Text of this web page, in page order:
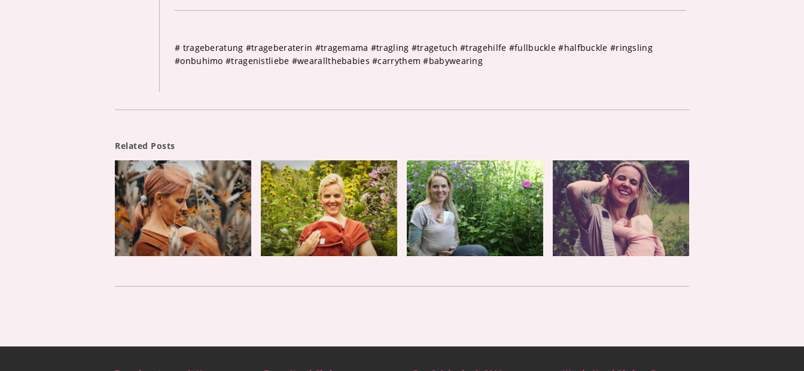
# trageberatung #trageberaterin #tragemama #tragling #tragetuch #tragehilfe #fullbuckle #halfbuckle #ringsling
#onbuhimo #tragenistliebe #wearallthebabies #carrythem #babywearing
Related Posts